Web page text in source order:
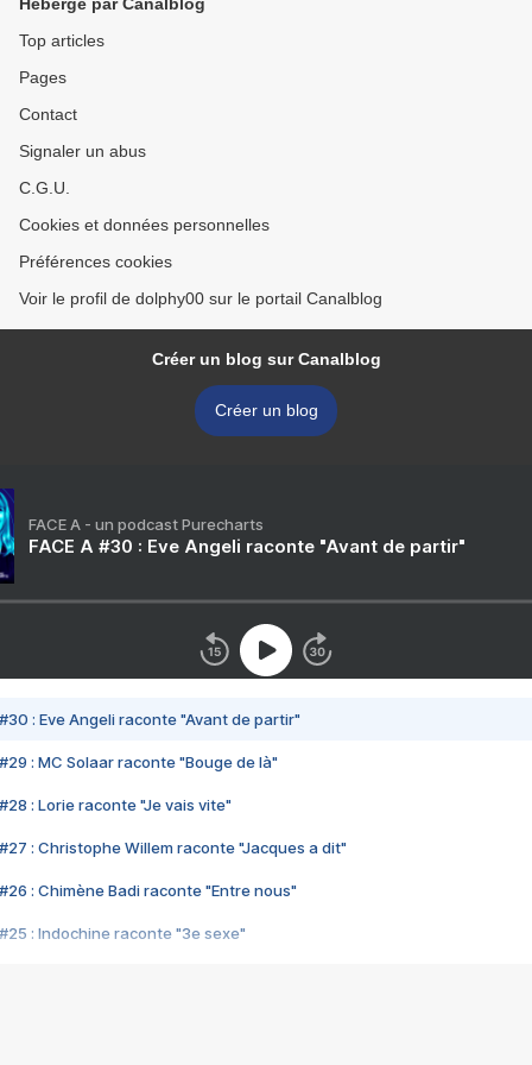
Top articles
Pages
Contact
Signaler un abus
C.G.U.
Cookies et données personnelles
Préférences cookies
Voir le profil de dolphy00 sur le portail Canalblog
Créer un blog sur Canalblog
Créer un blog
FACE A - un podcast Purecharts
FACE A #30 : Eve Angeli raconte "Avant de partir"
#30 : Eve Angeli raconte "Avant de partir"
#29 : MC Solaar raconte "Bouge de là"
#28 : Lorie raconte "Je vais vite"
#27 : Christophe Willem raconte "Jacques a dit"
#26 : Chimène Badi raconte "Entre nous"
#25 : Indochine raconte "3e sexe"